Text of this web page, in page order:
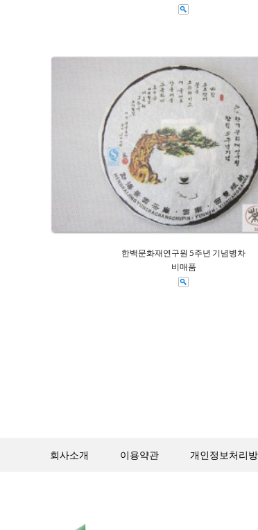
한백문화재연구원 5주년 기념병차
비매품
회사소개 이용약관 개인정보처리